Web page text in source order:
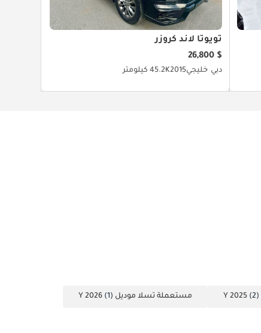
تويوتا لاند كروزر
$ 26,800
دبي خليجي201545.2K كيلومتر
(2) مستعملة تسلا موديل Y 2026 (1)